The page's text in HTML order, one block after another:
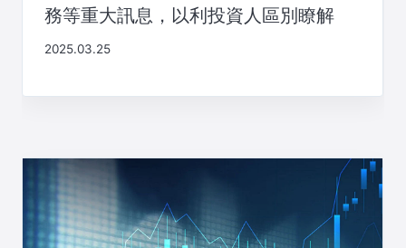
務等重大訊息，以利投資人區別瞭解
2025.03.25